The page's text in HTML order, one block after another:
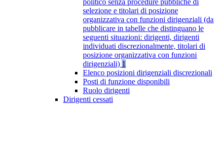
politico senza procedure pubbliche di
selezione e titolari di posizione
organizzativa con funzioni dirigenziali (da
pubblicare in tabelle che distinguano le
seguenti situazioni: dirigenti, dirigenti
individuati discrezionalmente, titolari di
posizione organizzativa con funzioni
dirigenziali) 1
Elenco posizioni dirigenziali discrezionali
Posti di funzione disponibili
Ruolo dirigenti
Dirigenti cessati